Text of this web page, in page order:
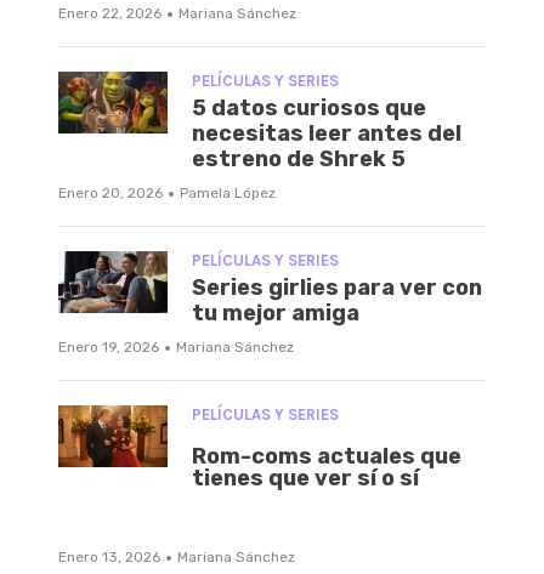
Enero 22, 2026 · Mariana Sánchez
PELÍCULAS Y SERIES
5 datos curiosos que
necesitas leer antes del
estreno de Shrek 5
Enero 20, 2026 · Pamela López
PELÍCULAS Y SERIES
Series girlies para ver con
tu mejor amiga
Enero 19, 2026 · Mariana Sánchez
PELÍCULAS Y SERIES
Rom-coms actuales que
tienes que ver sí o sí
Enero 13, 2026 · Mariana Sánchez